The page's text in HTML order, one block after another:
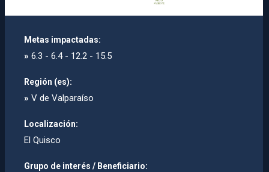
Metas impactadas:
» 6.3 - 6.4 - 12.2 - 15.5
Región (es):
» V de Valparaíso
Localización:
El Quisco
Grupo de interés / Beneficiario: